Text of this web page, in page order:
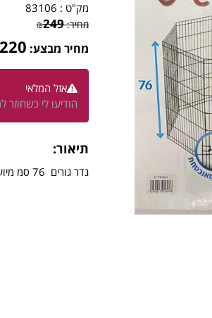
מק"ט : 83106
מחיר: ₪249
מחיר מבצע: 220
אזל המלאי
הודיעו לי כשחוזר
תיאור:
גדר גורים 76 סמ מיועד לגזע קטן עד בינוני מתאים לחינוך ואילוף גורים